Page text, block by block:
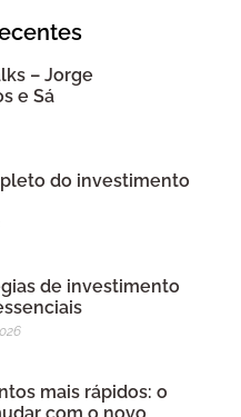
– Jorge
e Sá
do investimento
de investimento
mais rápidos: o